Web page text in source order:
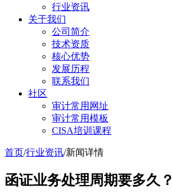
行业资讯
关于我们
公司简介
技术资质
核心优势
发展历程
联系我们
社区
审计常用网址
审计常用模板
CISA培训课程
首页/行业资讯/新闻详情
函证业务处理周期要多久？